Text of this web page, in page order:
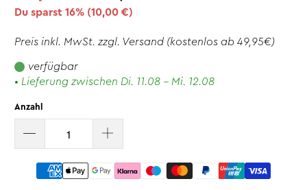
Du sparst 16% (10,00 €)
Preis inkl. MwSt. zzgl. Versand (kostenlos ab 49,95€)
verfügbar
• Lieferung zwischen Di. 11.08 - Mi. 12.08
Anzahl